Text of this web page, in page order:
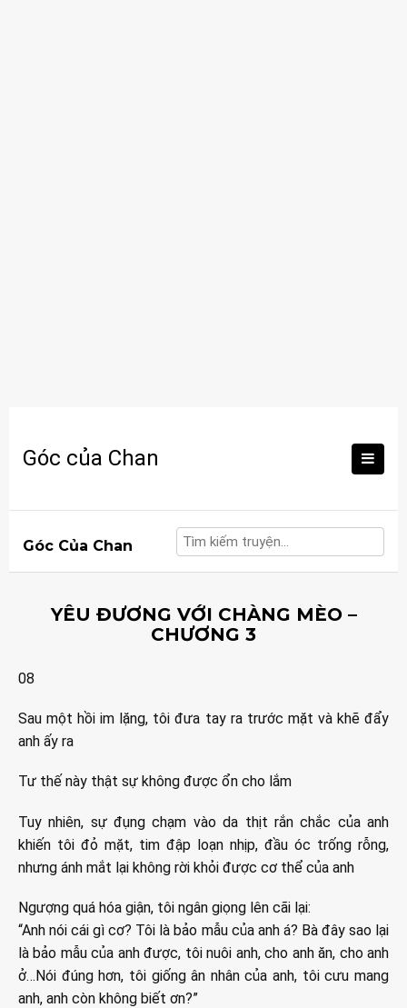
content
Góc của Chan
Góc Của Chan
YÊU ĐƯƠNG VỚI CHÀNG MÈO –
CHƯƠNG 3
08
Sau một hồi im lặng, tôi đưa tay ra trước mặt và khẽ đẩy
anh ấy ra
Tư thế này thật sự không được ổn cho lắm
Tuy nhiên, sự đụng chạm vào da thịt rắn chắc của anh
khiến tôi đỏ mặt, tim đập loạn nhịp, đầu óc trống rỗng,
nhưng ánh mắt lại không rời khỏi được cơ thể của anh
Ngượng quá hóa giận, tôi ngân giọng lên cãi lại:
“Anh nói cái gì cơ? Tôi là bảo mẫu của anh á? Bà đây sao lại
là bảo mẫu của anh được, tôi nuôi anh, cho anh ăn, cho anh
ở…Nói đúng hơn, tôi giống ân nhân của anh, tôi cưu mang
anh, anh còn không biết ơn?”